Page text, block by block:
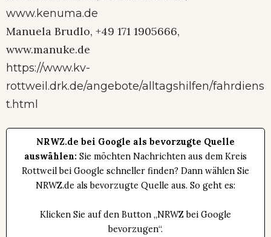
www.kenuma.de
Manuela Brudlo, +49 171 1905666,
www.manuke.de
https://www.kv-
rottweil.drk.de/angebote/alltagshilfen/fahrdiens
t.html
NRWZ.de bei Google als bevorzugte Quelle
auswählen: Sie möchten Nachrichten aus dem Kreis
Rottweil bei Google schneller finden? Dann wählen Sie
NRWZ.de als bevorzugte Quelle aus. So geht es:
Klicken Sie auf den Button „NRWZ bei Google
bevorzugen“.